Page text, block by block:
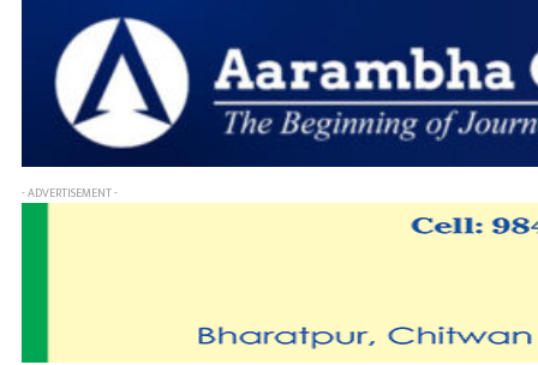
- ADVERTISEMENT -